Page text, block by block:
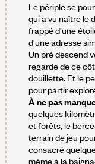
Le périple se
qui a vu naître le
frappé d'une
d'une adresse
Un pré descend
regarde de ce
douillette. Et le
pour partir
À ne pas
quelques
et forêts, le
terrain de jeu
consacré
même à la